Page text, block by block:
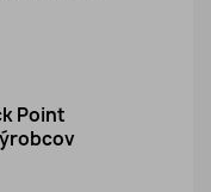
Point